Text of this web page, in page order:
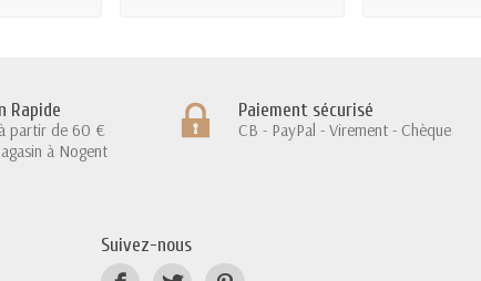
Rapide
partir de 60 €
à Nogent
Paiement sécurisé
CB - PayPal - Virement - Chèque
Suivez-nous